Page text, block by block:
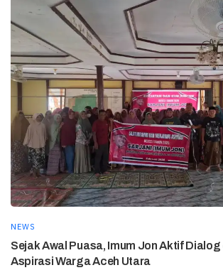
NEWS
Sejak Awal Puasa, Imum Jon Aktif
Aspirasi Warga Aceh Utara